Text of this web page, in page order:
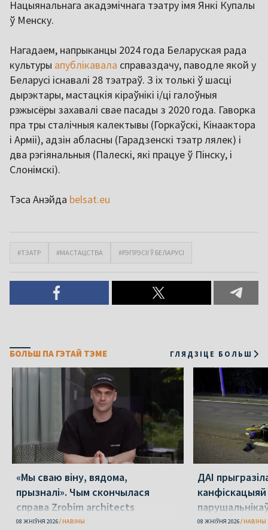
Нацыянальнага акадэмічнага тэатру імя Янкі Купалы
ў Менску.
Нагадаем, напрыканцы 2024 года Беларуская рада
культуры апублікавала справаздачу, паводле якой у
Беларусі існавалі 28 тэатраў. З іх толькі ў шасці
дырэктары, мастацкія кіраўнікі і/ці галоўныя
рэжысёры захавалі свае пасады з 2020 года. Гаворка
пра тры сталічныя калектывы (Горкаўскі, Кінаактора
і Арміі), адзін абласны (Гарадзенскі тэатр лялек) і
два рэгіянальныя (Палескі, які працуе ў Пінску, і
Слонімскі).
Тэса Анэйда belsat.eu
#ТЭАТР #МАСТАЦСТВА #РЭПРЭСІІ Ў БЕЛАРУСІ
БОЛЬШ ПА ГЭТАЙ ТЭМЕ ГЛЯДЗІЦЕ БОЛЬШ
«Мы сваю віну, вядома,
прызналі». Чым скончылася
справа Zrobim architects
08 ЖНІЎНЯ 2026 НАВІНЫ
ДАІ
дронамі
08 ЖНІЎНЯ 2026 НАВІНЫ